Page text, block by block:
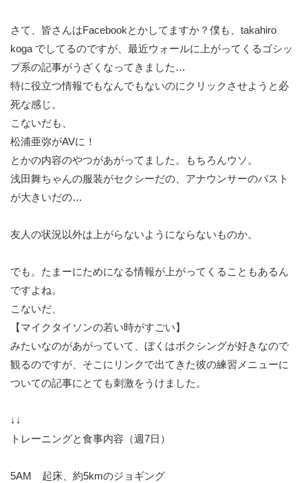
さて、皆さんはFacebookとかしてますか？僕も、takahiro
koga でしてるのですが、最近ウォールに上がってくるゴシッ
プ系の記事がうざくなってきました…
特に役立つ情報でもなんでもないのにクリックさせようと必
死な感じ。
こないだも、
松浦亜弥がAVに！
とかの内容のやつがあがってました。もちろんウソ。
浅田舞ちゃんの服装がセクシーだの、アナウンサーのバスト
が大きいだの…
友人の状況以外は上がらないようにならないものか。
でも。たまーにためになる情報が上がってくることもあるん
ですよね。
こないだ、
【マイクタイソンの若い時がすごい】
みたいなのがあがっていて、ぼくはボクシングが好きなので
観るのですが、そこにリンクで出てきた彼の練習メニューに
ついての記事にとても刺激をうけました。
↓↓
トレーニングと食事内容（週7日）
5AM 起床、約5kmのジョギング